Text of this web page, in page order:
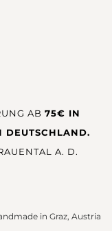
AB 75€ IN
DEUTSCHLAND.
A. D.
in Graz, Austria